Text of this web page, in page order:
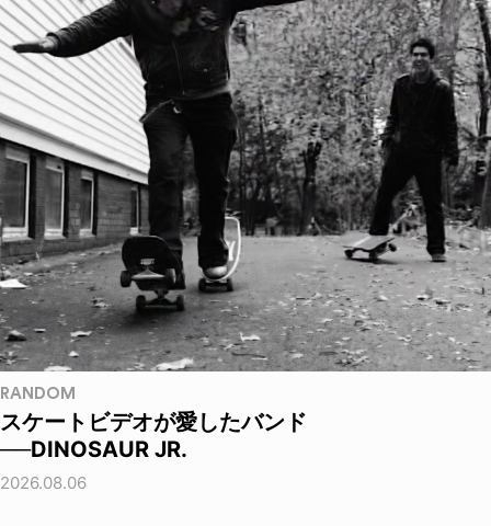
RANDOM
スケートビデオが愛したバンド
──DINOSAUR JR.
2026.08.06